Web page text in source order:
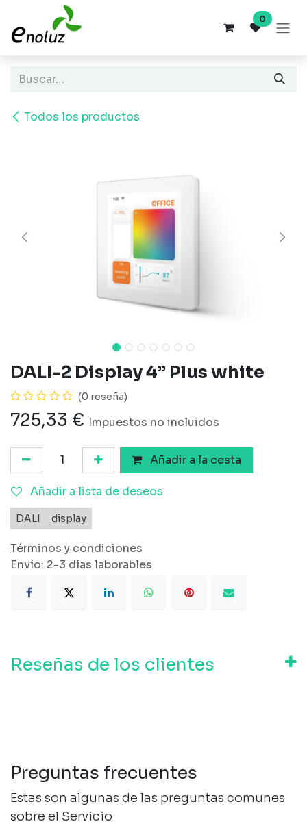
Ir al contenido
0
Todos los productos
DALI-2 Display 4” Plus white
(0 reseña)
725,33 € Impuestos no incluidos
Añadir a la cesta
Añadir a lista de deseos
DALI display
Términos y condiciones
Envío: 2-3 días laborables
Reseñas de los clientes
Preguntas frecuentes
Estas son algunas de las preguntas comunes
sobre el Servicio